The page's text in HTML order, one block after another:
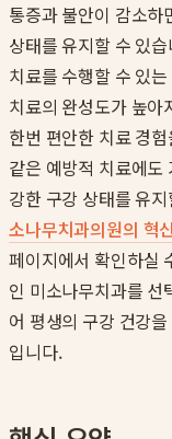
통증과 불안이 감소하
상태를 유지할 수 있
치료를 수행할 수 있
치료의 완성도가 높아
한번 편안한 치료 경
같은 예방적 치료에도
강한 구강 상태를 유
소나무치과의원의 혁
페이지에서 확인하실
인 미소나무치과를 선
어 평생의 구강 건강
입니다.